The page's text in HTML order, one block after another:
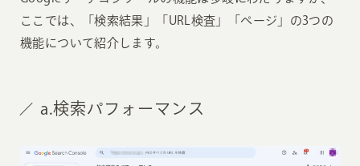
ここでは、「検索結果」「URL検査」「ページ」の3つの
機能について紹介します。
a.検索パフォーマンス